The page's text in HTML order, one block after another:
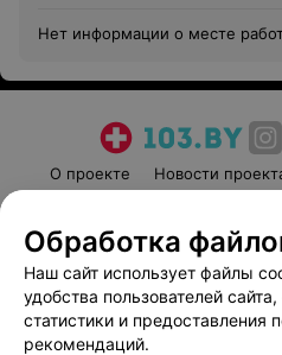
Нет информации о месте
О проекте Новости
Пользовательское
Вакансии
Написать
Обработка
Наш сайт использует файлы
удобства пользователей
статистики и предоставления
рекомендаций.